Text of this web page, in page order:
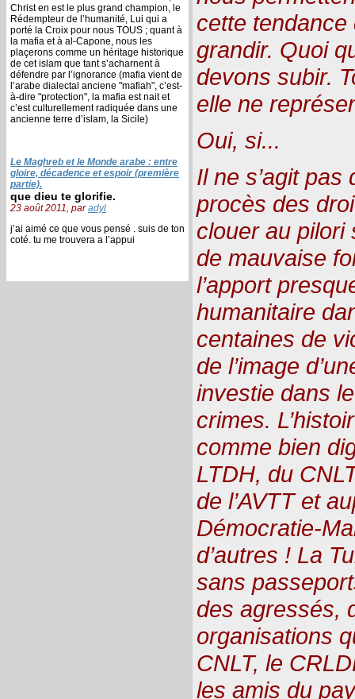
Christ en est le plus grand champion, le
Rédempteur de l’humanité, Lui qui a
porté la Croix pour nous TOUS ; quant à
la mafia et à al-Capone, nous les
plaçerons comme un héritage historique
de cet islam que tant s’acharnent à
défendre par l’ignorance (mafia vient de
l’arabe dialectal anciene "mafiah", c’est-
à-dire "protection", la mafia est nait et
c’est culturellement radiquée dans une
ancienne terre d’islam, la Sicile)
Le Maghreb et le Monde arabe : entre
gloire, décadence et espoir (première
partie).
que dieu te glorifie.
23 août 2011, paradyl
j’ai aimé ce que vous pensé . suis de ton
coté. tu me trouvera a l’appui
cette
grandir. Quoi
devons subir.
elle ne
Oui, si...
Il ne s’agit
procès des
clouer au pilori
de mauvaise
l’apport
humanitaire
centaines de
de l’image
investie dans
crimes.
comme bien
LTDH, du
de l’AVTT et
Démocratie-
d’autres ! La
sans
des agressés,
organisations
CNLT, le
les amis du